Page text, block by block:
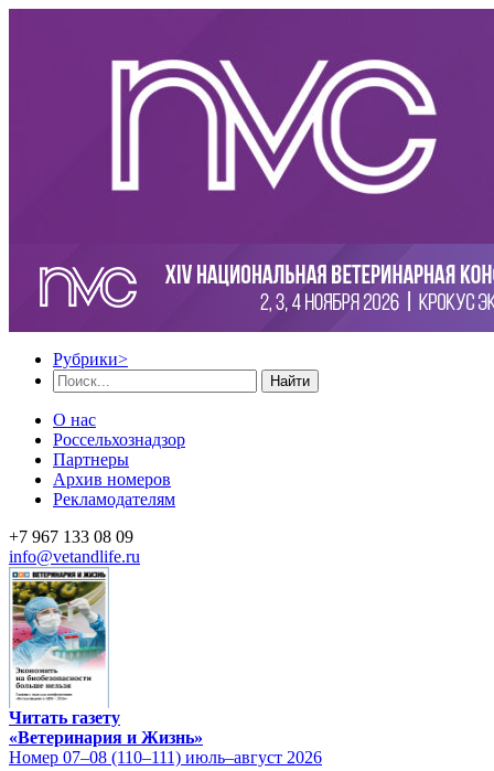
Рубрики>
Найти
О нас
Россельхознадзор
Партнеры
Архив номеров
Рекламодателям
+7 967 133 08 09
info@vetandlife.ru
Читать газету
«Ветеринария и Жизнь»
Номер 07–08 (110–111) июль–август 2026